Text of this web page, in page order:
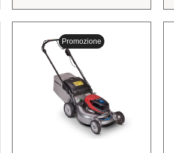
Promozione